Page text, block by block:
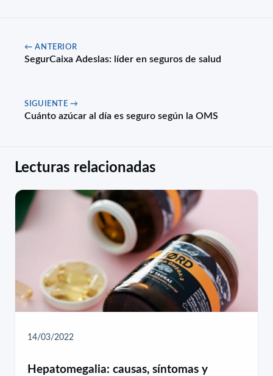
← ANTERIOR
SegurCaixa Adeslas: líder en seguros de salud
SIGUIENTE →
Cuánto azúcar al día es seguro según la OMS
Lecturas relacionadas
14/03/2022
Hepatomegalia: causas, síntomas y